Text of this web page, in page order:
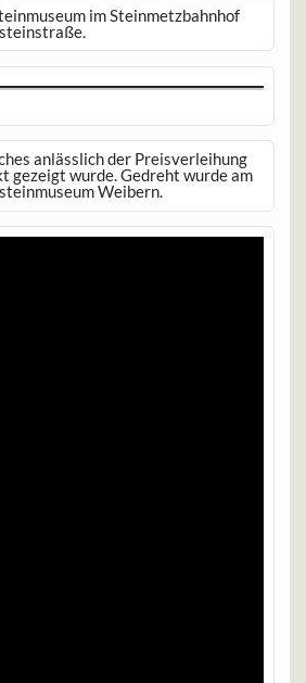
im Steinmetzbahnhof
anlässlich der Preisverleihung
gezeigt wurde. Gedreht wurde am
Weibern.